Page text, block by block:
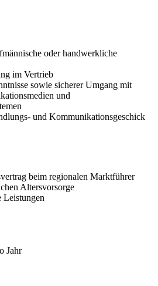
oder handwerkliche
im Vertrieb
sowie sicherer Umgang mit
und
und Kommunikationsgeschick
beim regionalen Marktführer
Altersvorsorge
Leistungen
Jahr